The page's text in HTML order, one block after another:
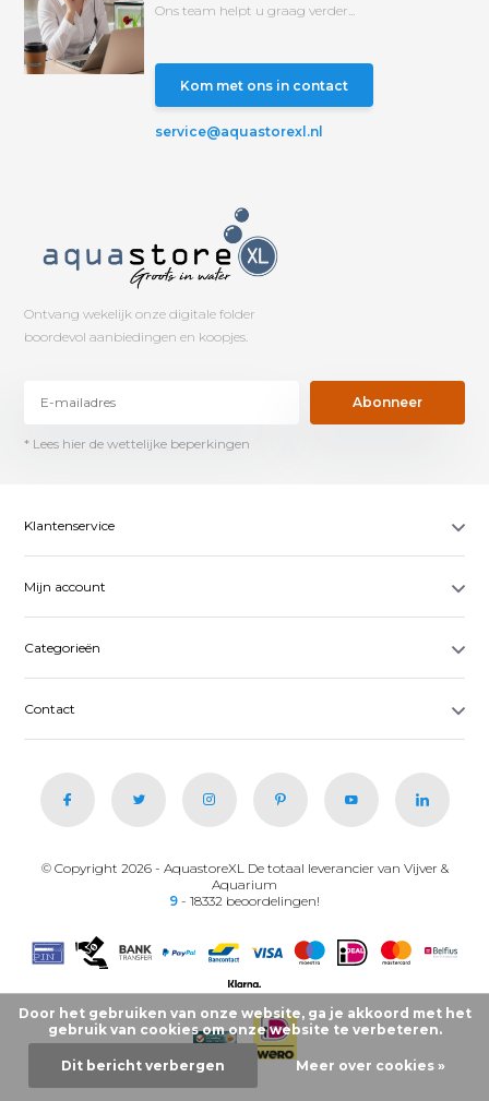
Ons team helpt u graag verder...
Kom met ons in contact
service@aquastorexl.nl
Ontvang wekelijk onze digitale folder
boordevol aanbiedingen en koopjes.
Abonneer
* Lees hier de wettelijke beperkingen
Klantenservice
Mijn account
Categorieën
Contact
© Copyright 2026 - AquastoreXL De totaal leverancier van Vijver &
Aquarium
9 - 18332 beoordelingen!
Door het gebruiken van onze website, ga je akkoord met het
gebruik van cookies om onze website te verbeteren.
Dit bericht verbergen Meer over cookies »